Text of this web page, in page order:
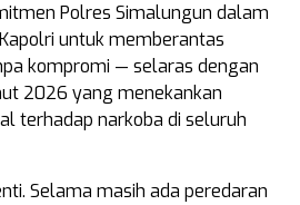
Polres Simalungun dalam
untuk memberantas
kompromi — selaras dengan
2026 yang menekankan
terhadap narkoba di seluruh
Selama masih ada peredaran